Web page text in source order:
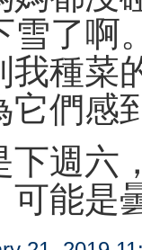
雪了啊
種菜
它們感
週六
可能是